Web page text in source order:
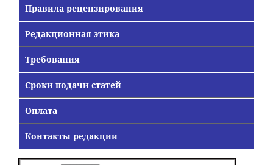
Правила рецензирования
Редакционная этика
Требования
Сроки подачи статей
Оплата
Контакты редакции